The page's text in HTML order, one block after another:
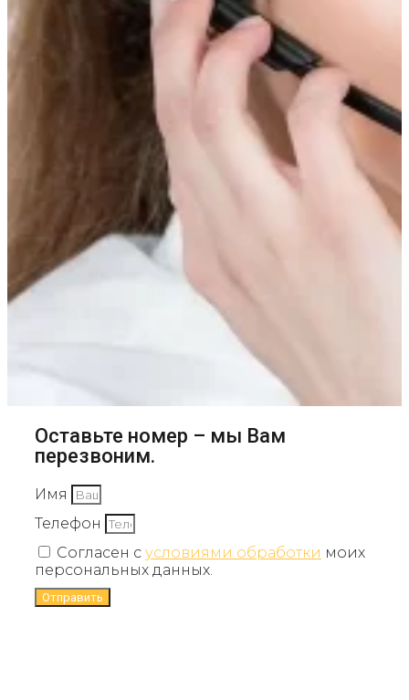
Оставьте номер – мы Вам
перезвоним.
Имя
Телефон
Согласен с условиями обработки моих
персональных данных.
Отправить